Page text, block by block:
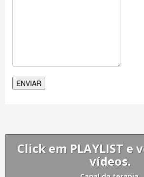
Click em PLAYLIST e
vídeos.